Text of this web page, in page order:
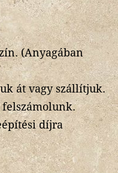
(Anyagában
át vagy szállítjuk.
felszámolunk.
díjra